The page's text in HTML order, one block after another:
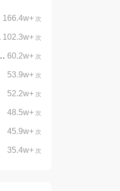
166.4w+ 次
免费
102.3w+ 次
免费
60.2w+ 次
免费
53.9w+ 次
52.2w+ 次
48.5w+ 次
45.9w+ 次
35.4w+ 次